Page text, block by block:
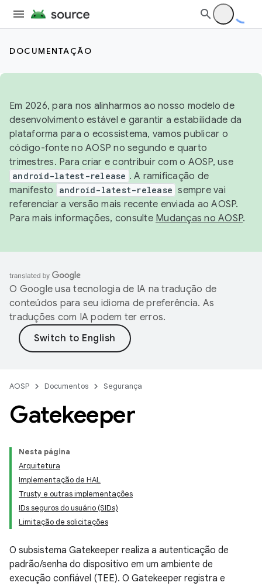
DOCUMENTAÇÃO
Em 2026, para nos alinharmos ao nosso modelo de
desenvolvimento estável e garantir a estabilidade da
plataforma para o ecossistema, vamos publicar o
código-fonte no AOSP no segundo e quarto
trimestres. Para criar e contribuir com o AOSP, use
android-latest-release . A ramificação de
manifesto
android-latest-release sempre vai
referenciar a versão mais recente enviada ao AOSP.
Para mais informações, consulte Mudanças no AOSP.
O Google usa tecnologia de IA na tradução de
conteúdos para seu idioma de preferência. As
traduções com IA podem ter erros.
AOSP Documentos Segurança
Gatekeeper
Nesta página
Arquitetura
Implementação de HAL
Trusty e outras implementações
IDs seguros do usuário (SIDs)
Limitação de solicitações
O subsistema Gatekeeper realiza a autenticação de
padrão/senha do dispositivo em um ambiente de
execução confiável (TEE). O Gatekeeper registra e